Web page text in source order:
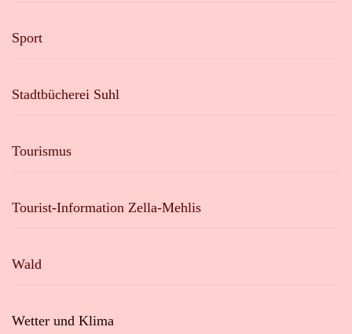
Sport
Stadtbücherei Suhl
Tourismus
Tourist-Information Zella-Mehlis
Wald
Wetter und Klima